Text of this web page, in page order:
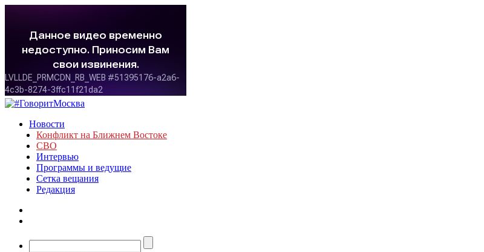
Новости
Конфликт на Ближнем Востоке
СВО
Интервью
Программы и ведущие
Сетка вещания
Редакция